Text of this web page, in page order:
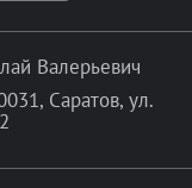
Валерьевич
Саратов, ул.